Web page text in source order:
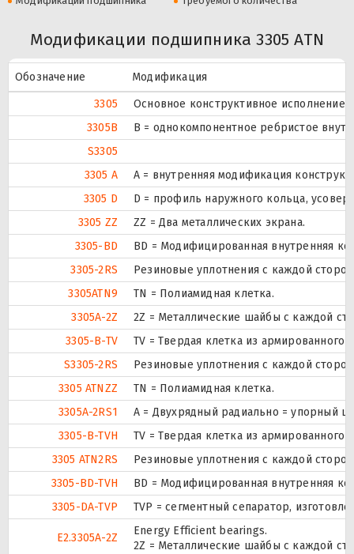
Модификации подшипника 3305 ATN
Обозначение
Модификация
3305
Основное конструктивное исполнение.
3305B
B = однокомпонентное ребристое
S3305
3305 A
A = внутренняя модификация
3305 D
D = профиль наружного кольца,
3305 ZZ
ZZ = Два металлических экрана.
3305-BD
BD = Модифицированная внутренняя
3305-2RS
Резиновые уплотнения с каждой
3305ATN9
TN = Полиамидная клетка.
3305A-2Z
2Z = Металлические шайбы с каждой
3305-B-TV
TV = Твердая клетка из
S3305-2RS
Резиновые уплотнения с каждой
3305 ATNZZ
TN = Полиамидная клетка.
3305A-2RS1
A = Двухрядный радиально = упорный
3305-B-TVH
TV = Твердая клетка из
3305 ATN2RS
Резиновые уплотнения с каждой
3305-BD-TVH
BD = Модифицированная внутренняя
3305-DA-TVP
TVP = сегментный сепаратор,
E2.3305A-2Z
Energy Efficient bearings.
2Z = Металлические шайбы с каждой